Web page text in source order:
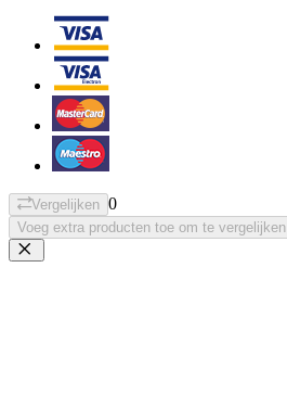
Vergelijken 0
Voeg extra producten toe om te vergelijken